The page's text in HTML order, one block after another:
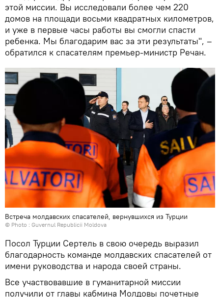
этой миссии. Вы исследовали более чем 220
домов на площади восьми квадратных километров,
и уже в первые часы работы вы смогли спасти
ребенка. Мы благодарим вас за эти результаты", –
обратился к спасателям премьер-министр Речан.
Встреча молдавских спасателей, вернувшихся из Турции
© Photo : Guvernul Republicii Moldova
Посол Турции Сертель в свою очередь выразил
благодарность команде молдавских спасателей от
имени руководства и народа своей страны.
Все участвовавшие в гуманитарной миссии
получили от главы кабмина Молдовы почетные